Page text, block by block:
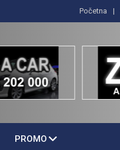
Početna
PROMO